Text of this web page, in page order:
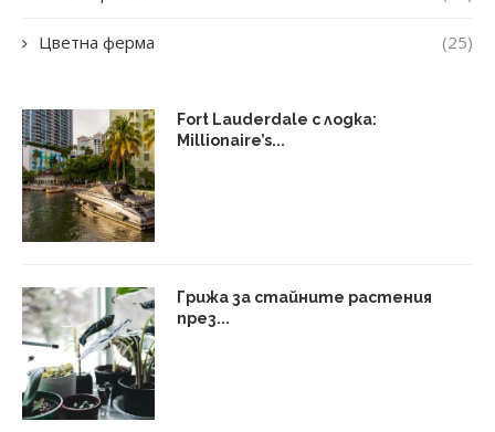
Цветна ферма (25)
Fort Lauderdale с лодка:
Millionaire’s...
Грижа за стайните растения
през...